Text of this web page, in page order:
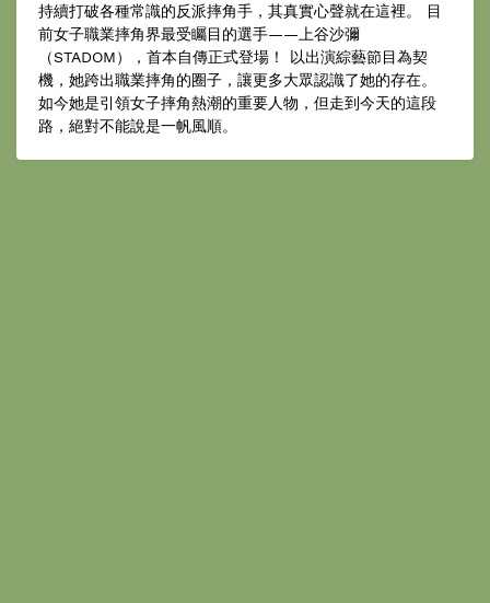
持續打破各種常識的反派摔角手，其真實心聲就在這裡。 目
前女子職業摔角界最受矚目的選手——上谷沙彌
（STADOM），首本自傳正式登場！ 以出演綜藝節目為契
機，她跨出職業摔角的圈子，讓更多大眾認識了她的存在。
如今她是引領女子摔角熱潮的重要人物，但走到今天的這段
路，絕對不能說是一帆風順。